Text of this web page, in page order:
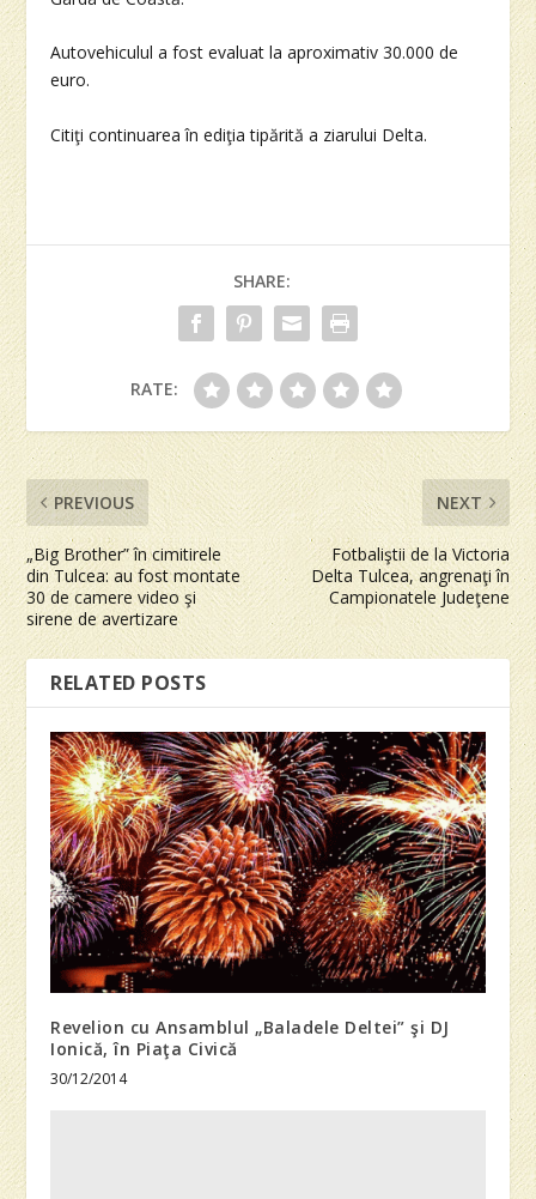
Autovehiculul a fost evaluat la aproximativ 30.000 de
euro.
Citiţi continuarea în ediţia tipărită a ziarului Delta.
SHARE:
RATE:
PREVIOUS
„Big Brother” în cimitirele
din Tulcea: au fost montate
30 de camere video şi
sirene de avertizare
NEXT
Fotbaliştii de la Victoria
Delta Tulcea, angrenaţi în
Campionatele Judeţene
RELATED POSTS
Revelion cu Ansamblul „Baladele Deltei” şi DJ
Ionică, în Piaţa Civică
30/12/2014